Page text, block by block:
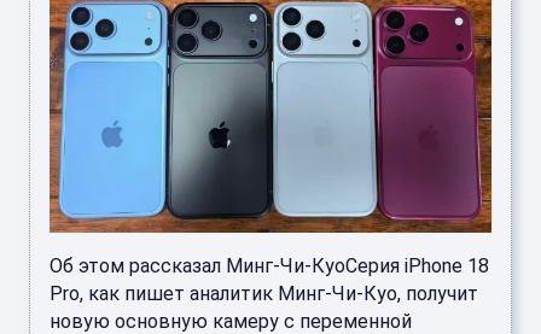
Об этом рассказал Минг-Чи-КуоСерия iPhone 18
Pro, как пишет аналитик Минг-Чи-Куо, получит
новую основную камеру с переменной